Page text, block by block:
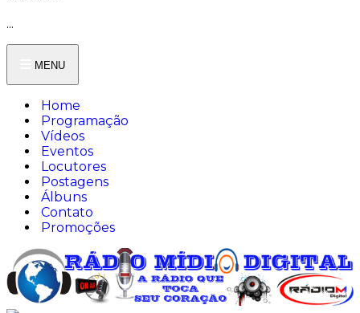
...
MENU
Home
Programação
Vídeos
Eventos
Locutores
Postagens
Álbuns
Contato
Promoções